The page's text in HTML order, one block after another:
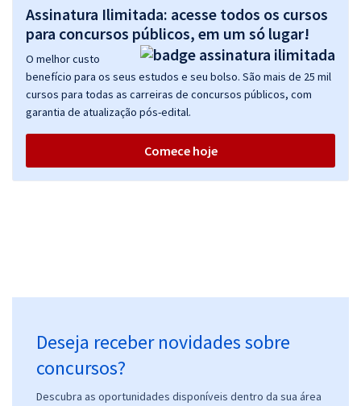
Assinatura Ilimitada: acesse todos os cursos
para concursos públicos, em um só lugar!
O melhor custo
benefício para os seus estudos e seu bolso. São mais de 25 mil
cursos para todas as carreiras de concursos públicos, com
garantia de atualização pós-edital.
Comece hoje
Deseja receber novidades sobre
concursos?
Descubra as oportunidades disponíveis dentro da sua área